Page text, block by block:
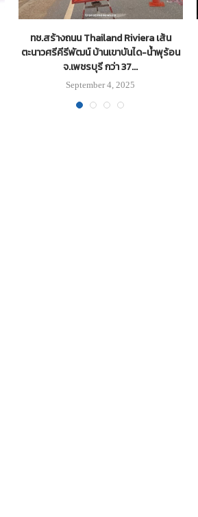
ทช.สร้างถนน Thailand Riviera เส้น
ตะนาวศรีคีรีพัฒน์ บ้านเขาบันได-น้ำพุร้อน
จ.เพชรบุรี กว่า 37...
September 4, 2025